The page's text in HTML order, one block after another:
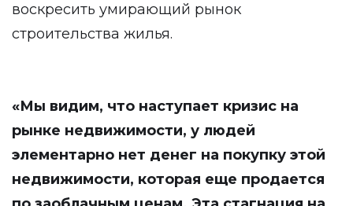
воскресить умирающий рынок
строительства жилья.
«Мы видим, что наступает кризис на
рынке недвижимости, у людей
элементарно нет денег на покупку этой
недвижимости, которая еще продается